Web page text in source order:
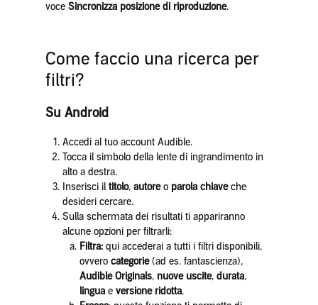
voce Sincronizza posizione di riproduzione.
Come faccio una ricerca per
filtri?
Su Android
Accedi al tuo account Audible.
Tocca il simbolo della lente di ingrandimento in
alto a destra.
Inserisci il titolo, autoreo parola chiaveche
desideri cercare.
Sulla schermata dei risultati ti appariranno
alcune opzioni per filtrarli:
Filtra: qui accederai a tutti i filtri disponibili,
ovvero categorie(ad es. fantascienza),
Audible Originals, nuove uscite, durata,
linguae versione ridotta.